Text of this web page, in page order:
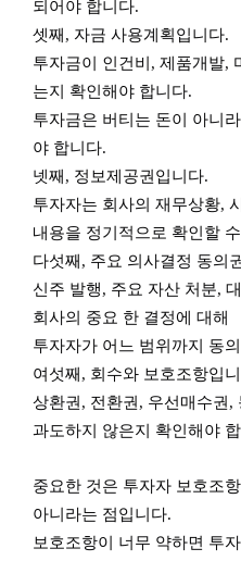
되어야 합니다.
셋째, 자금 사용계획입니다.
투자금이 인건비, 제품개발,
는지 확인해야 합니다.
투자금은 버티는 돈이 아니
야 합니다.
넷째, 정보제공권입니다.
투자자는 회사의 재무상황,
내용을 정기적으로 확인할
다섯째, 주요 의사결정 동의
신주 발행, 주요 자산 처분,
회사의 중요 한 결정에 대해
투자자가 어느 범위까지 동
여섯째, 회수와 보호조항입
상환권, 전환권, 우선매수권,
과도하지 않은지 확인해야
중요한 것은 투자자 보호조
아니라는 점입니다.
보호조항이 너무 약하면 투